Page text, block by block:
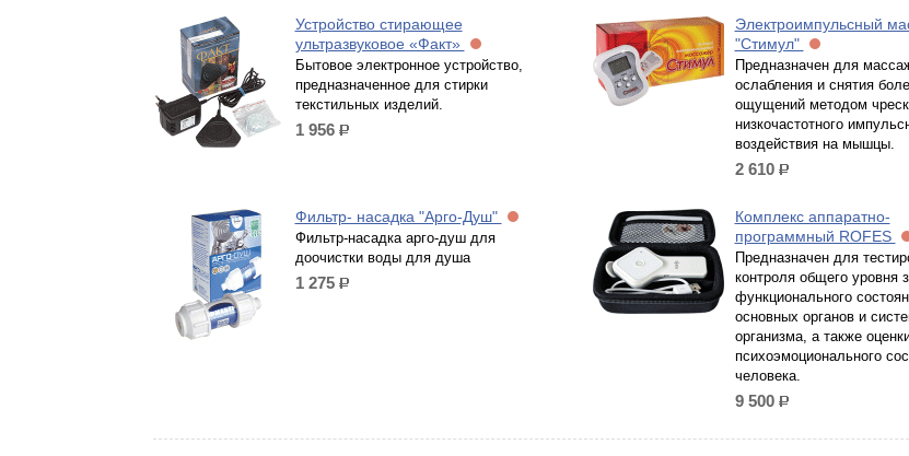
Устройство стирающее
ультразвуковое «Факт»
Бытовое электронное устройство,
предназначенное для стирки
текстильных изделий.
1 956 р.
Электроимпульсный
"Стимул"
Предназначен для
ослабления и снятия
ощущений методом
низкочастотного
воздействия на мышцы.
2 610 р.
Фильтр- насадка "Арго-Душ"
Фильтр-насадка арго-душ для
доочистки воды для душа
1 275 р.
Комплекс аппаратно-
программный ROFES
Предназначен для
контроля общего уровня
функционального
основных органов и
организма, а также
психоэмоционального
человека.
9 500 р.